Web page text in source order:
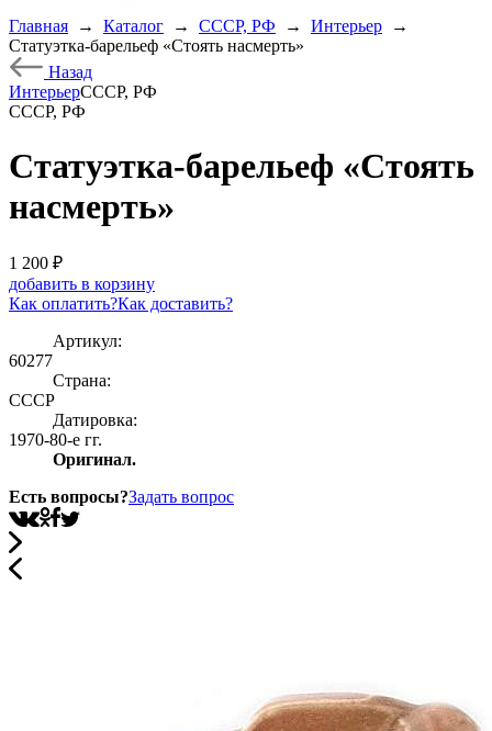
Главная → Каталог → СССР, РФ → Интерьер
→
Статуэтка-барельеф «Стоять насмерть»
Назад
ИнтерьерСССР, РФ
СССР, РФ
Статуэтка-барельеф «Стоять
насмерть»
1 200 ₽
добавить в корзину
Как оплатить?Как доставить?
Артикул:
60277
Страна:
СССР
Датировка:
1970-80-е гг.
Оригинал.
Есть вопросы?Задать вопрос